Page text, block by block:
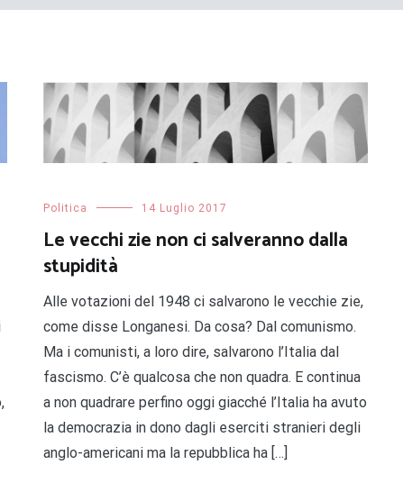
Politica 14 Luglio 2017
Le vecchi zie non ci salveranno dalla
stupidità
Alle votazioni del 1948 ci salvarono le vecchie zie,
come disse Longanesi. Da cosa? Dal comunismo.
Ma i comunisti, a loro dire, salvarono l’Italia dal
fascismo. C’è qualcosa che non quadra. E continua
a non quadrare perfino oggi giacché l’Italia ha avuto
la democrazia in dono dagli eserciti stranieri degli
anglo-americani ma la repubblica ha […]